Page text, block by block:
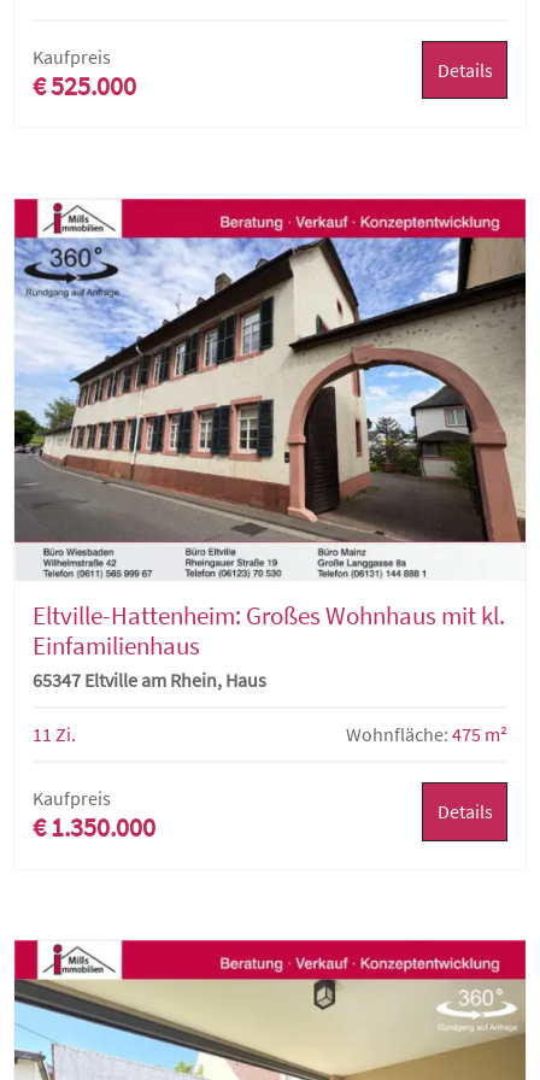
Kaufpreis
€ 525.000 Details
Eltville-Hattenheim: Großes Wohnhaus mit kl.
Einfamilienhaus
65347 Eltville am Rhein, Haus
11 Zi. Wohnfläche: 475 m²
Kaufpreis
€ 1.350.000 Details